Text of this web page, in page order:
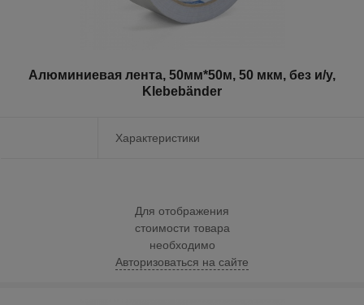
Алюминиевая лента, 50мм*50м, 50 мкм, без и/у,
Klebebänder
Характеристики
Для отображения
стоимости товара
необходимо
Авторизоваться на сайте